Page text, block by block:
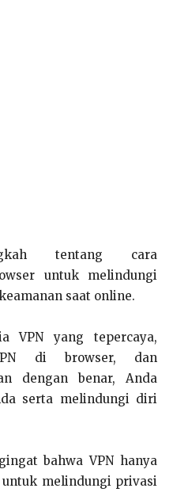
tentang cara
untuk melindungi
saat online.
VPN yang tepercaya,
di browser, dan
dengan benar, Anda
serta melindungi diri
bahwa VPN hanya
melindungi privasi